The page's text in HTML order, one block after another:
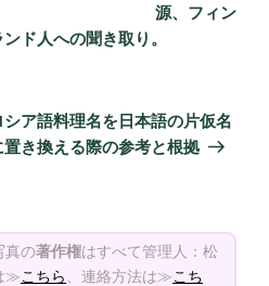
源、フィン
ンド人への聞き取り。
シア語料理名を日本語の片仮名
置き換える際の参考と根拠
真の著作権はすべて管理人：松
≫こちら 、連絡方法は≫こち